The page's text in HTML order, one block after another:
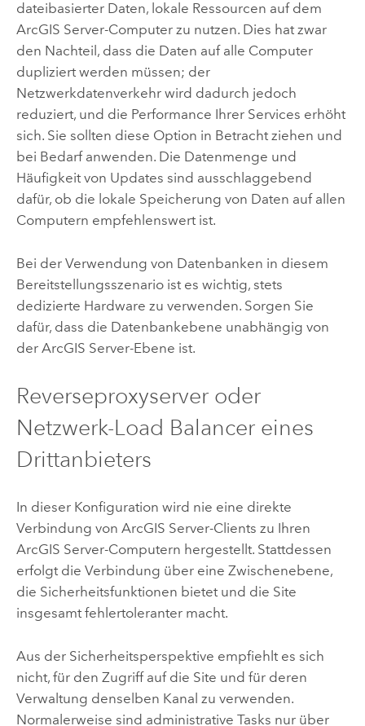
dateibasierter Daten, lokale Ressourcen auf dem
ArcGIS Server-Computer zu nutzen. Dies hat zwar
den Nachteil, dass die Daten auf alle Computer
dupliziert werden müssen; der
Netzwerkdatenverkehr wird dadurch jedoch
reduziert, und die Performance Ihrer Services erhöht
sich. Sie sollten diese Option in Betracht ziehen und
bei Bedarf anwenden. Die Datenmenge und
Häufigkeit von Updates sind ausschlaggebend
dafür, ob die lokale Speicherung von Daten auf allen
Computern empfehlenswert ist.
Bei der Verwendung von Datenbanken in diesem
Bereitstellungsszenario ist es wichtig, stets
dedizierte Hardware zu verwenden. Sorgen Sie
dafür, dass die Datenbankebene unabhängig von
der ArcGIS Server-Ebene ist.
Reverseproxyserver oder
Netzwerk-Load Balancer eines
Drittanbieters
In dieser Konfiguration wird nie eine direkte
Verbindung von ArcGIS Server-Clients zu Ihren
ArcGIS Server-Computern hergestellt. Stattdessen
erfolgt die Verbindung über eine Zwischenebene,
die Sicherheitsfunktionen bietet und die Site
insgesamt fehlertoleranter macht.
Aus der Sicherheitsperspektive empfiehlt es sich
nicht, für den Zugriff auf die Site und für deren
Verwaltung denselben Kanal zu verwenden.
Normalerweise sind administrative Tasks nur über